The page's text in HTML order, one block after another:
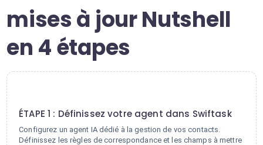
mises à jour Nutshell
en 4 étapes
ÉTAPE 1 : Définissez votre agent dans Swiftask
Configurez un agent IA dédié à la gestion de vos contacts.
Définissez les règles de correspondance et les champs à mettre